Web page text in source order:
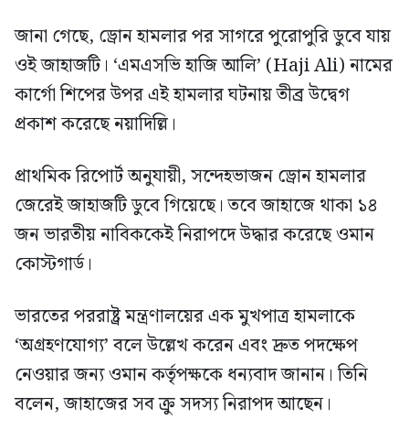
জানা গেছে, ড্রোন হামলার পর সাগরে পুরোপুরি ডুবে যায়
ওই জাহাজটি। ‘এমএসভি হাজি আলি’ (Haji Ali) নামের
কার্গো শিপের উপর এই হামলার ঘটনায় তীব্র উদ্বেগ
প্রকাশ করেছে নয়াদিল্লি।
প্রাথমিক রিপোর্ট অনুযায়ী, সন্দেহভাজন ড্রোন হামলার
জেরেই জাহাজটি ডুবে গিয়েছে। তবে জাহাজে থাকা ১৪
জন ভারতীয় নাবিককেই নিরাপদে উদ্ধার করেছে ওমান
কোস্টগার্ড।
ভারতের পররাষ্ট্র মন্ত্রণালয়ের এক মুখপাত্র হামলাকে
‘অগ্রহণযোগ্য’ বলে উল্লেখ করেন এবং দ্রুত পদক্ষেপ
নেওয়ার জন্য ওমান কর্তৃপক্ষকে ধন্যবাদ জানান। তিনি
বলেন, জাহাজের সব ক্রু সদস্য নিরাপদ আছেন।